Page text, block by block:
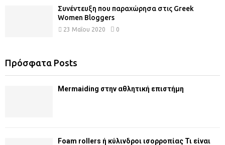
Συνέντευξη που παραχώρησα στις Greek
Women Bloggers
23 Μαΐου 2020 0
Πρόσφατα Posts
Mermaiding στην αθλητική επιστήμη
Foam rollers ή κύλινδροι ισορροπίας Τι είναι